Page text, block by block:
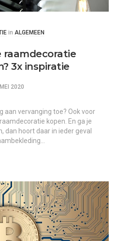
Posted
in ALGEMEEN
raamdecoratie
3x inspiratie
2020
aan vervanging toe? Ook voor
kopen. En ga je
dan hoort daar in ieder geval